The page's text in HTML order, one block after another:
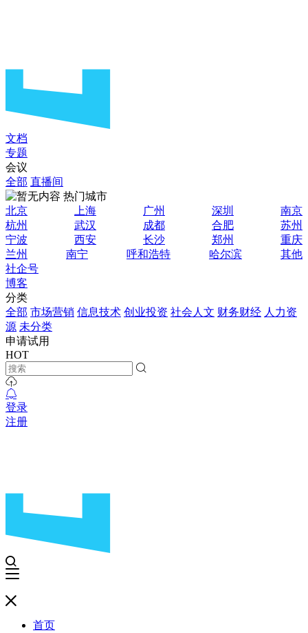
文档
专题
会议
全部 直播间
热门城市
北京
上海 广州 深圳
南京
杭州
武汉 成都 合肥
苏州
宁波
西安 长沙 郑州
重庆
兰州
南宁 呼和浩特 哈尔滨
其他
社企号
博客
分类
全部 市场营销 信息技术 创业投资 社会人文 财务财经 人力资
源 未分类
申请试用
HOT
登录
注册
首页